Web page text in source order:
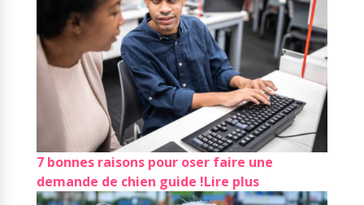
7 bonnes raisons pour oser faire une
demande de chien guide !Lire plus